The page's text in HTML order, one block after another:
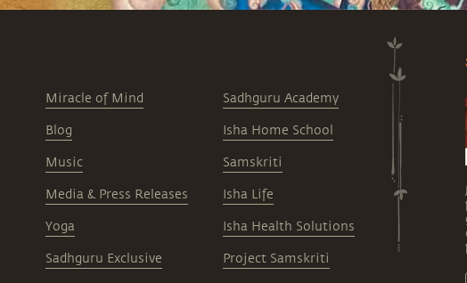
Miracle of Mind
Blog
Music
Media & Press Releases
Yoga
Sadhguru Exclusive
Sadhguru Academy
Isha Home School
Samskriti
Isha Life
Isha Health Solutions
Project Samskriti